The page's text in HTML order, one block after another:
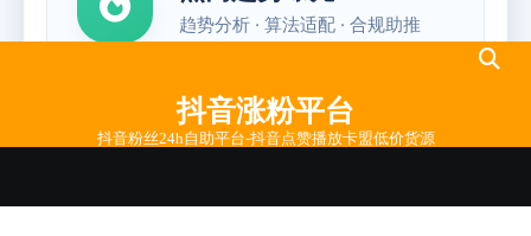
抖音涨粉平台
抖音粉丝24h自助平台-抖音点赞播放卡盟低价货源